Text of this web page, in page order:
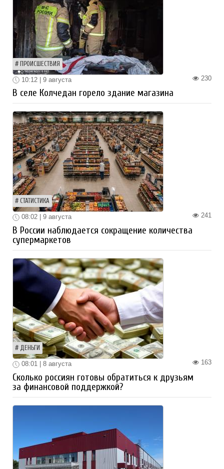
ПРОИСШЕСТВИЯ
230
10:12 | 9 августа
В селе Колчедан горело здание магазина
СТАТИСТИКА
241
08:02 | 9 августа
В России наблюдается сокращение количества
супермаркетов
ДЕНЬГИ
163
08:01 | 8 августа
Сколько россиян готовы обратиться к друзьям
за финансовой поддержкой?